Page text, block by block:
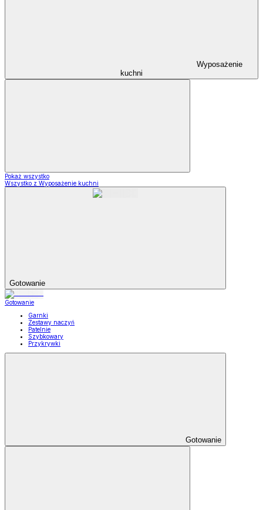
Wyposażenie
kuchni
Pokaż wszystko
Wszystko z Wyposażenie kuchni
Gotowanie
Gotowanie
Garnki
Zestawy naczyń
Patelnie
Szybkowary
Przykrywki
Gotowanie